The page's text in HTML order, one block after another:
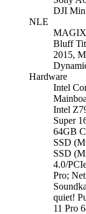
DJI
NLE
MAGIX
Bluff
2015,
Hardware
Intel
Intel
Super
64GB
SSD
SSD
4.0/
Pro;
quiet!
11 Pro